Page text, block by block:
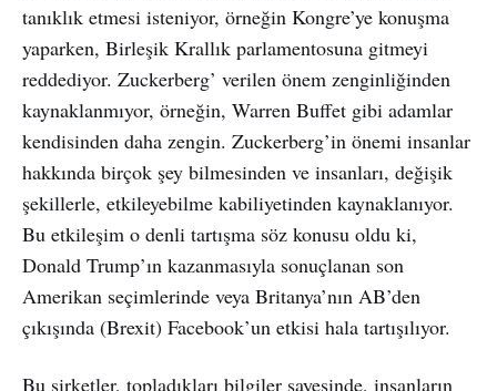
tanıklık etmesi isteniyor, örneğin Kongre’ye konuşma
yaparken, Birleşik Krallık parlamentosuna gitmeyi
reddediyor. Zuckerberg’ verilen önem zenginliğinden
kaynaklanmıyor, örneğin, Warren Buffet gibi adamlar
kendisinden daha zengin. Zuckerberg’in önemi insanlar
hakkında birçok şey bilmesinden ve insanları, değişik
şekillerle, etkileyebilme kabiliyetinden kaynaklanıyor.
Bu etkileşim o denli tartışma söz konusu oldu ki,
Donald Trump’ın kazanmasıyla sonuçlanan son
Amerikan seçimlerinde veya Britanya’nın AB’den
çıkışında (Brexit) Facebook’un etkisi hala tartışılıyor.
Bu şirketler, topladıkları bilgiler sayesinde, insanların